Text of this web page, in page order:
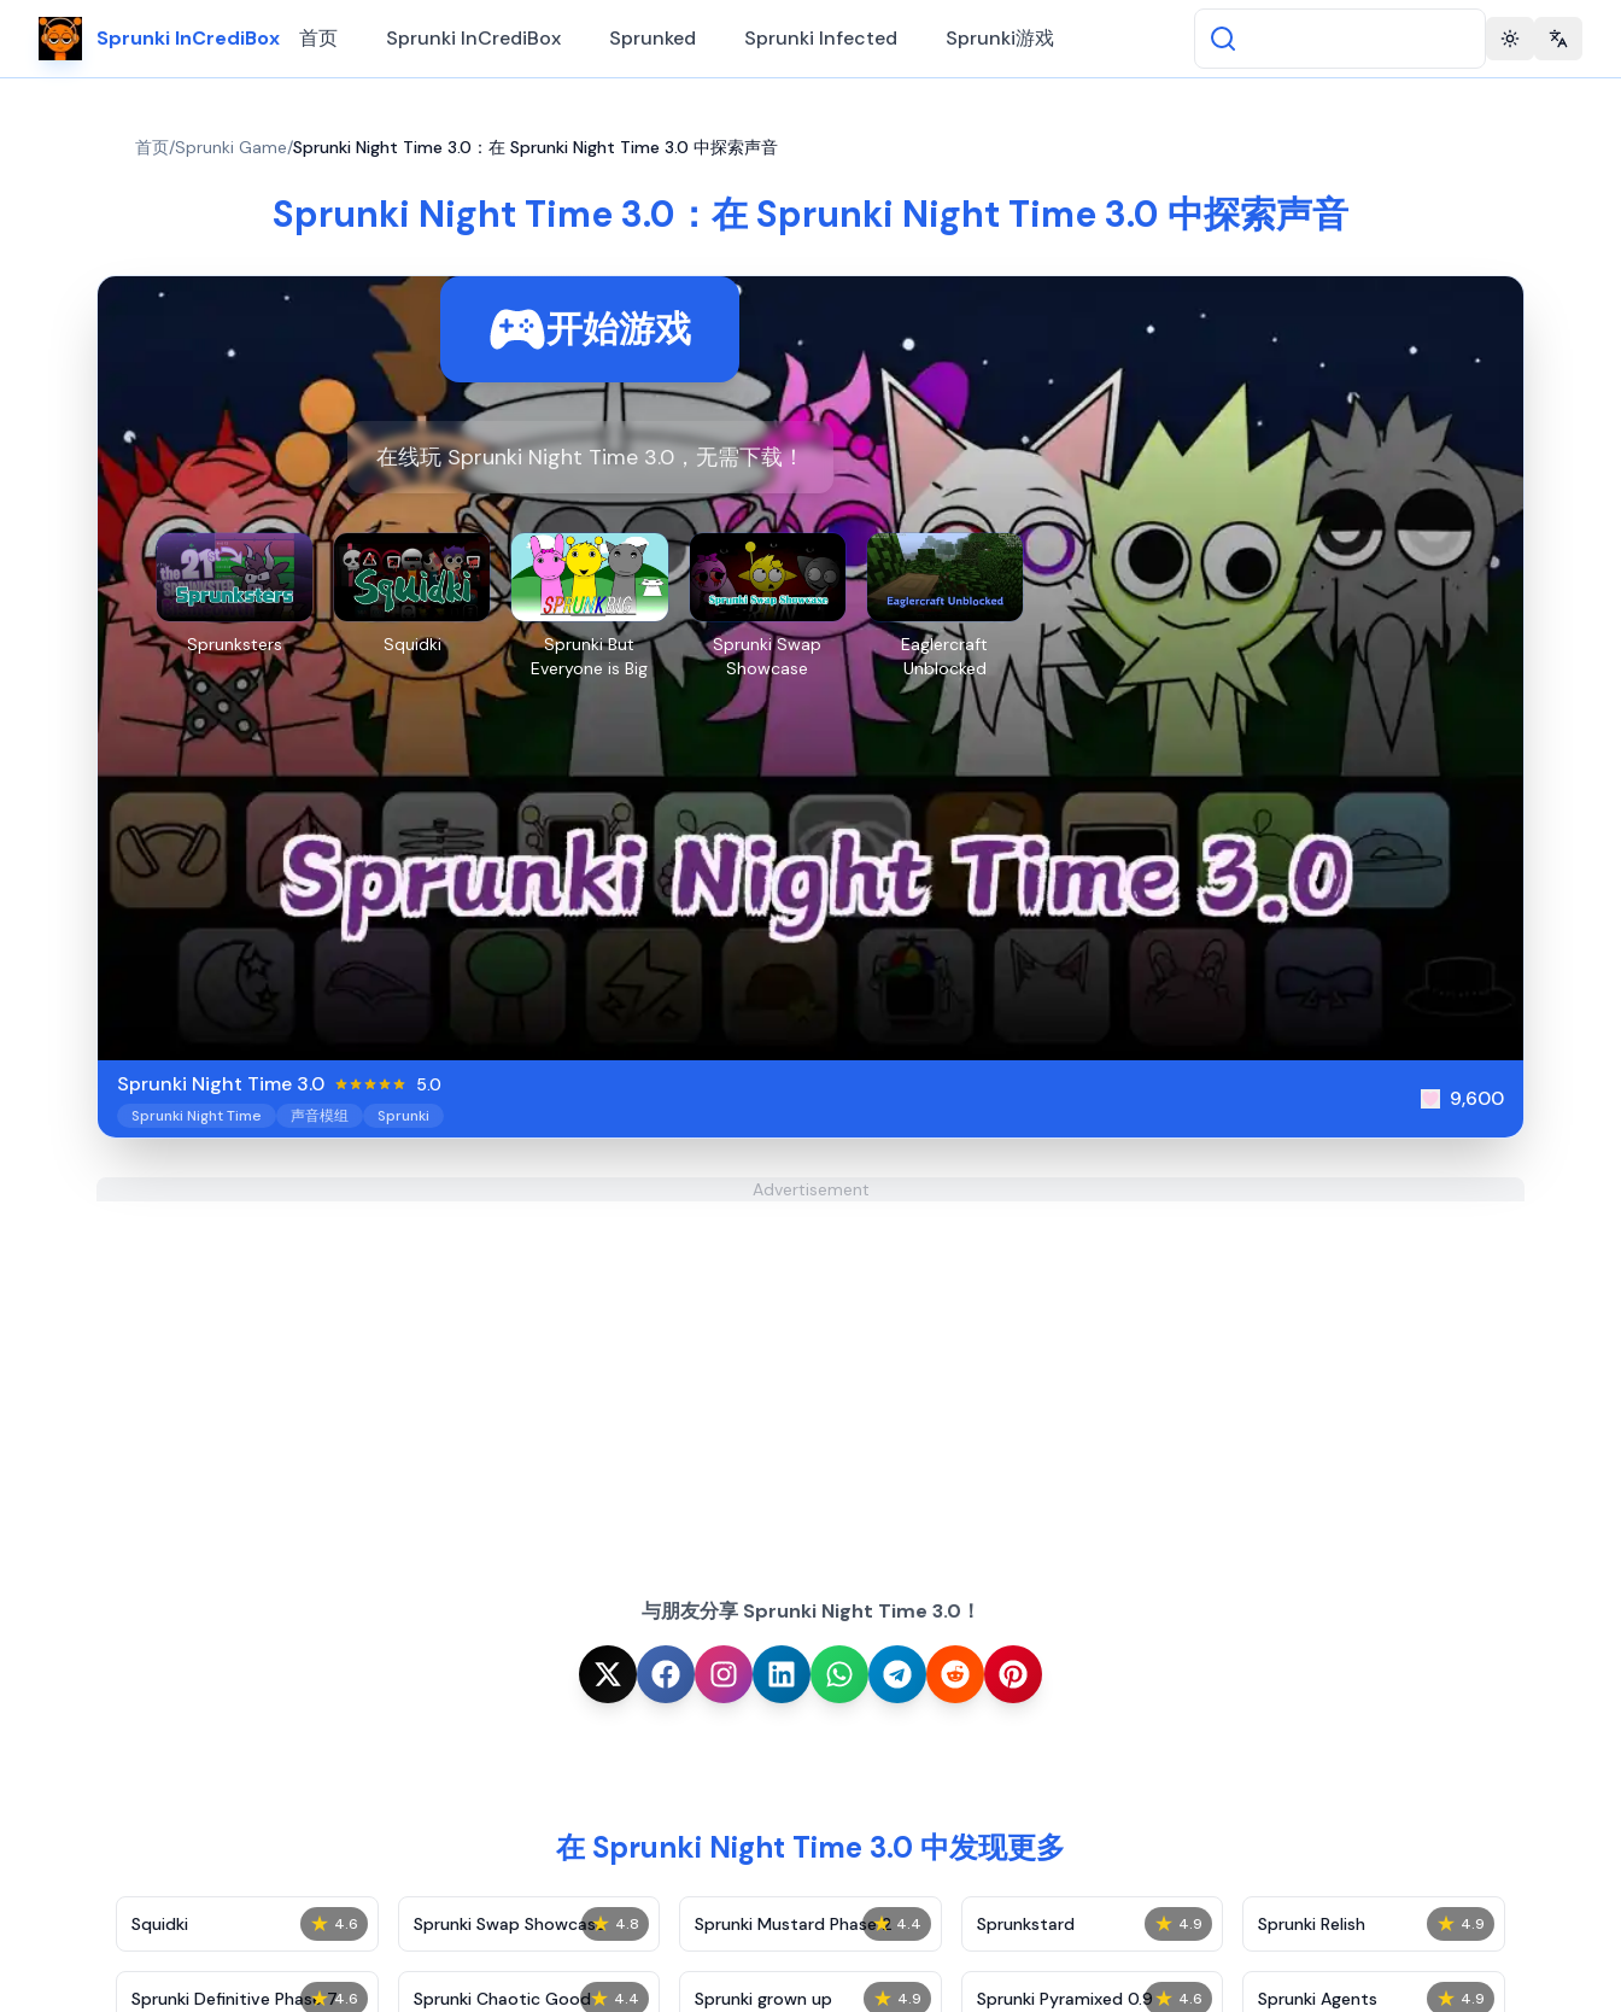
Sprunki InCrediBox 首页 Sprunki InCrediBox Sprunked Sprunki Infected Sprunki游戏 Toggle theme
首页/Sprunki Game/Sprunki Night Time 3.0：在 Sprunki Night Time 3.0 中探索声音
Sprunki Night Time 3.0：在 Sprunki Night Time 3.0 中探索声音
开始游戏
在线玩 Sprunki Night Time 3.0，无需下载！
Sprunksters Squidki
Sprunki But
Everyone is Big
Sprunki Swap
Showcase
Eaglercraft
Unblocked
Sprunki Night Time 3.0 5.0
Sprunki Night Time 声音模组 Sprunki
9,600
Advertisement
与朋友分享 Sprunki Night Time 3.0！
在 Sprunki Night Time 3.0 中发现更多
★ 4.6
Squidki ★ 4.8
Sprunki Swap Showcase ★ 4.4
Sprunki Mustard Phase 2 ★ 4.9
Sprunkstard ★ 4.9
Sprunki Relish
★ 4.6
Sprunki Definitive Phase 7 ★ 4.4
Sprunki Chaotic Good ★ 4.9
Sprunki grown up ★ 4.6
Sprunki Pyramixed 0.9 ★ 4.9
Sprunki Agents